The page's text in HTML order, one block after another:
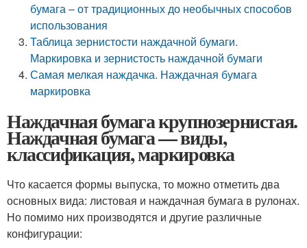
бумага – от традиционных до необычных способов
использования
Таблица зернистости наждачной бумаги.
Маркировка и зернистость наждачной бумаги
Самая мелкая наждачка. Наждачная бумага
маркировка
Наждачная бумага крупнозернистая.
Наждачная бумага — виды,
классификация, маркировка
Что касается формы выпуска, то можно отметить два
основных вида: листовая и наждачная бумага в рулонах.
Но помимо них производятся и другие различные
конфигурации: